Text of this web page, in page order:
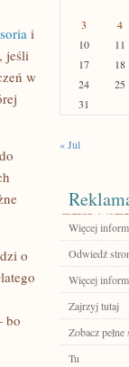
i
jeśli
w
o
bo
3
4
10
11
17
18
24
25
31
« Jul
Więcej
Odwiedź
Więcej
Zajrzyj tutaj
Zobacz pełne
Tu